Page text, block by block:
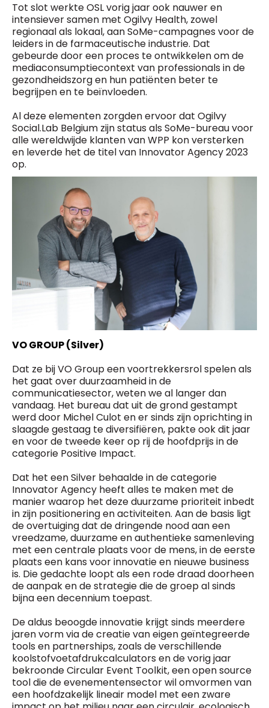
Tot slot werkte OSL vorig jaar ook nauwer en
intensiever samen met Ogilvy Health, zowel
regionaal als lokaal, aan SoMe-campagnes voor de
leiders in de farmaceutische industrie. Dat
gebeurde door een proces te ontwikkelen om de
mediaconsumptiecontext van professionals in de
gezondheidszorg en hun patiënten beter te
begrijpen en te beïnvloeden.
Al deze elementen zorgden ervoor dat Ogilvy
Social.Lab Belgium zijn status als SoMe-bureau voor
alle wereldwijde klanten van WPP kon versterken
en leverde het de titel van Innovator Agency 2023
op.
VO GROUP (Silver)
Dat ze bij VO Group een voortrekkersrol spelen als
het gaat over duurzaamheid in de
communicatiesector, weten we al langer dan
vandaag. Het bureau dat uit de grond gestampt
werd door Michel Culot en er sinds zijn oprichting in
slaagde gestaag te diversifiëren, pakte ook dit jaar
en voor de tweede keer op rij de hoofdprijs in de
categorie Positive Impact.
Dat het een Silver behaalde in de categorie
Innovator Agency heeft alles te maken met de
manier waarop het deze duurzame prioriteit inbedt
in zijn positionering en activiteiten. Aan de basis ligt
de overtuiging dat de dringende nood aan een
vreedzame, duurzame en authentieke samenleving
met een centrale plaats voor de mens, in de eerste
plaats een kans voor innovatie en nieuwe business
is. Die gedachte loopt als een rode draad doorheen
de aanpak en de strategie die de groep al sinds
bijna een decennium toepast.
De aldus beoogde innovatie krijgt sinds meerdere
jaren vorm via de creatie van eigen geïntegreerde
tools en partnerships, zoals de verschillende
koolstofvoetafdrukcalculators en de vorig jaar
bekroonde Circular Event Toolkit, een open source
tool die de evenementensector wil omvormen van
een hoofdzakelijk lineair model met een zware